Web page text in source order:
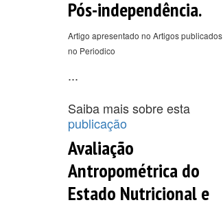
Pós-independência.
Artigo apresentado no Artigos publicados
no Periodico
...
Saiba mais sobre esta
publicação
Avaliação
Antropométrica do
Estado Nutricional e